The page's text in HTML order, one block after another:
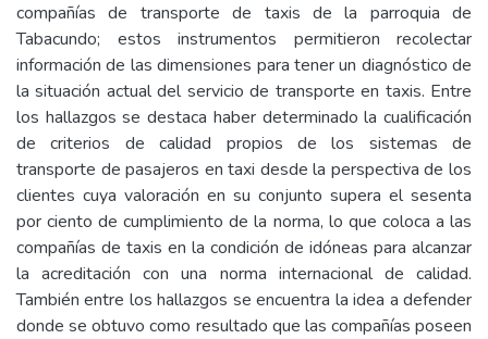
compañías de transporte de taxis de la parroquia de
Tabacundo; estos instrumentos permitieron recolectar
información de las dimensiones para tener un diagnóstico de
la situación actual del servicio de transporte en taxis. Entre
los hallazgos se destaca haber determinado la cualificación
de criterios de calidad propios de los sistemas de
transporte de pasajeros en taxi desde la perspectiva de los
clientes cuya valoración en su conjunto supera el sesenta
por ciento de cumplimiento de la norma, lo que coloca a las
compañías de taxis en la condición de idóneas para alcanzar
la acreditación con una norma internacional de calidad.
También entre los hallazgos se encuentra la idea a defender
donde se obtuvo como resultado que las compañías poseen